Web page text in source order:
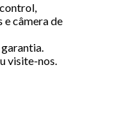
e câmera de
visite-nos.